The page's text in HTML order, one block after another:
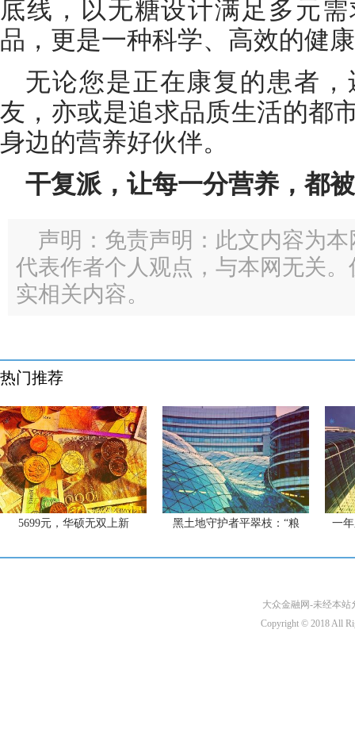
底线，以无糖设计满足多元
品，更是一种科学、高效的健
无论您是正在康复的患者
友，亦或是追求品质生活的都
身边的营养好伙伴。
干复派，让每一分营养，都
声明：免责声明：此文内容为
代表作者个人观点，与本网无关
实相关内容。
热门推荐
5699元，华硕无双上新 黑土地守护者平翠枝：“粮 一
大众金融网-未经本站
Copyright © 2018 All